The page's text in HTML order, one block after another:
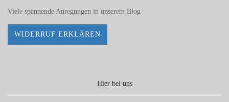
Viele spannende Anregungen in unserem Blog
WIDERRUF ERKLÄREN
Hier bei uns